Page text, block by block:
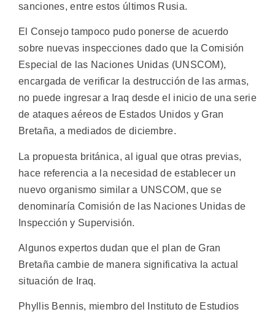
sanciones, entre estos últimos Rusia.
El Consejo tampoco pudo ponerse de acuerdo
sobre nuevas inspecciones dado que la Comisión
Especial de las Naciones Unidas (UNSCOM),
encargada de verificar la destrucción de las armas,
no puede ingresar a Iraq desde el inicio de una serie
de ataques aéreos de Estados Unidos y Gran
Bretaña, a mediados de diciembre.
La propuesta británica, al igual que otras previas,
hace referencia a la necesidad de establecer un
nuevo organismo similar a UNSCOM, que se
denominaría Comisión de las Naciones Unidas de
Inspección y Supervisión.
Algunos expertos dudan que el plan de Gran
Bretaña cambie de manera significativa la actual
situación de Iraq.
Phyllis Bennis, miembro del Instituto de Estudios